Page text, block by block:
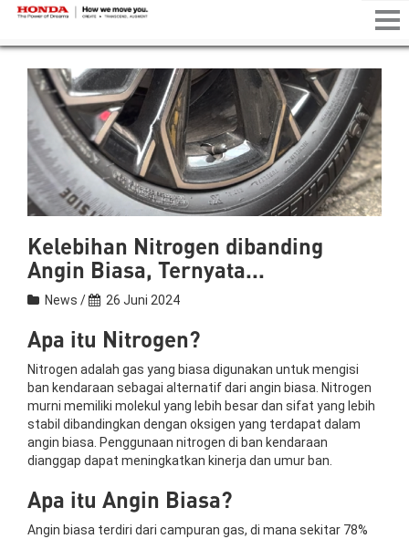
Kelebihan Nitrogen dibanding
Angin Biasa, Ternyata...
News / 26 Juni 2024
Apa itu Nitrogen?
Nitrogen adalah gas yang biasa digunakan untuk mengisi
ban kendaraan sebagai alternatif dari angin biasa. Nitrogen
murni memiliki molekul yang lebih besar dan sifat yang lebih
stabil dibandingkan dengan oksigen yang terdapat dalam
angin biasa. Penggunaan nitrogen di ban kendaraan
dianggap dapat meningkatkan kinerja dan umur ban.
Apa itu Angin Biasa?
Angin biasa terdiri dari campuran gas, di mana sekitar 78%